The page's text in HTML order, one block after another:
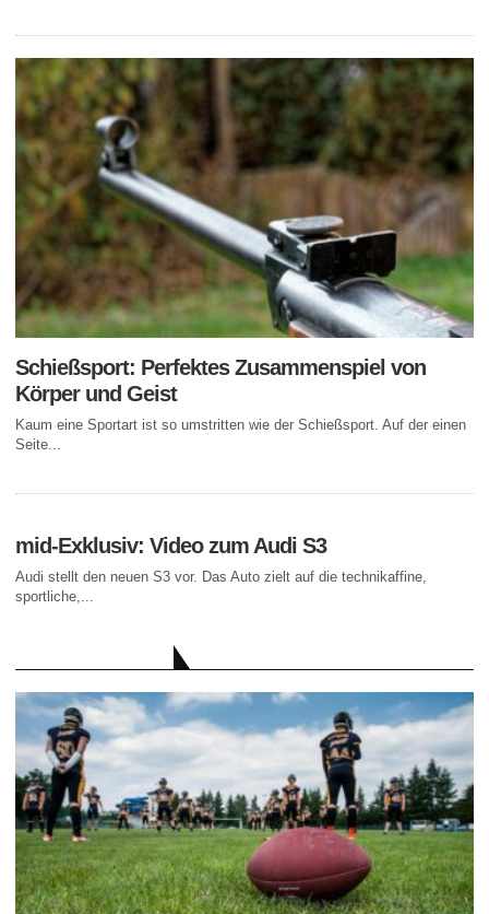
Schießsport: Perfektes Zusammenspiel von
Körper und Geist
Kaum eine Sportart ist so umstritten wie der Schießsport. Auf der einen
Seite...
mid-Exklusiv: Video zum Audi S3
Audi stellt den neuen S3 vor. Das Auto zielt auf die technikaffine,
sportliche,...